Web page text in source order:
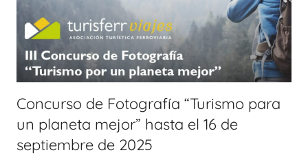
Concurso de Fotografía “Turismo para
un planeta mejor” hasta el 16 de
septiembre de 2025